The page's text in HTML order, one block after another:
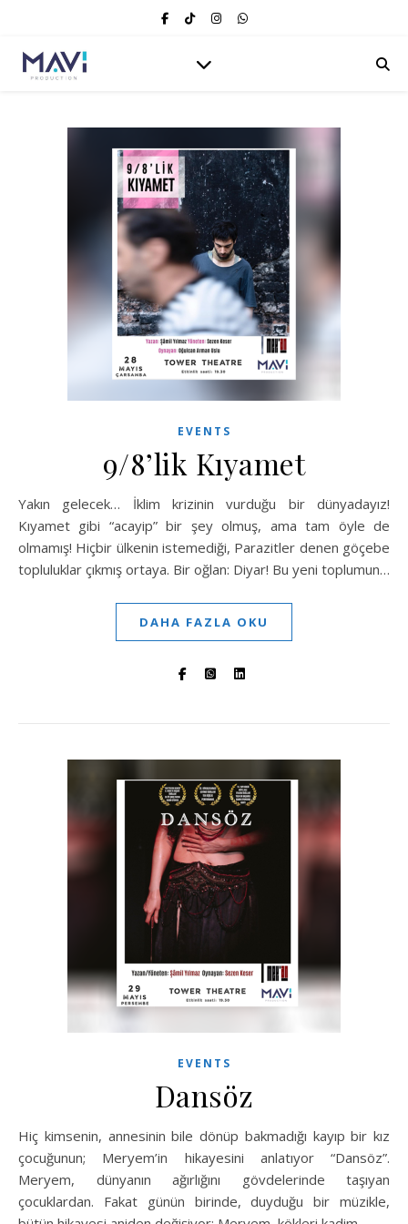
EVENTS
9/8’lik Kıyamet
Yakın gelecek… İklim krizinin vurduğu bir dünyadayız!
Kıyamet gibi “acayip” bir şey olmuş, ama tam öyle de
olmamış! Hiçbir ülkenin istemediği, Parazitler denen göçebe
topluluklar çıkmış ortaya. Bir oğlan: Diyar! Bu yeni toplumun…
DAHA FAZLA OKU
EVENTS
Dansöz
Hiç kimsenin, annesinin bile dönüp bakmadığı kayıp bir kız
çocuğunun; Meryem’in hikayesini anlatıyor “Dansöz”.
Meryem, dünyanın ağırlığını gövdelerinde taşıyan
çocuklardan. Fakat günün birinde, duyduğu bir müzikle,